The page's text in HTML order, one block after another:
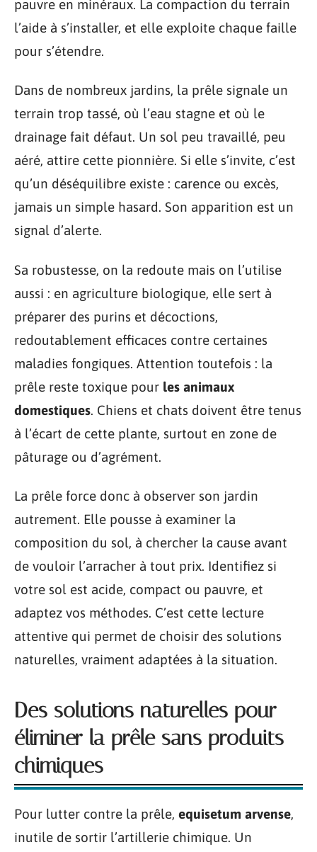
pauvre en minéraux. La compaction du terrain
l’aide à s’installer, et elle exploite chaque faille
pour s’étendre.
Dans de nombreux jardins, la prêle signale un
terrain trop tassé, où l’eau stagne et où le
drainage fait défaut. Un sol peu travaillé, peu
aéré, attire cette pionnière. Si elle s’invite, c’est
qu’un déséquilibre existe : carence ou excès,
jamais un simple hasard. Son apparition est un
signal d’alerte.
Sa robustesse, on la redoute mais on l’utilise
aussi : en agriculture biologique, elle sert à
préparer des purins et décoctions,
redoutablement efficaces contre certaines
maladies fongiques. Attention toutefois : la
prêle reste toxique pour les animaux
domestiques. Chiens et chats doivent être tenus
à l’écart de cette plante, surtout en zone de
pâturage ou d’agrément.
La prêle force donc à observer son jardin
autrement. Elle pousse à examiner la
composition du sol, à chercher la cause avant
de vouloir l’arracher à tout prix. Identifiez si
votre sol est acide, compact ou pauvre, et
adaptez vos méthodes. C’est cette lecture
attentive qui permet de choisir des solutions
naturelles, vraiment adaptées à la situation.
Des solutions naturelles pour
éliminer la prêle sans produits
chimiques
Pour lutter contre la prêle, equisetum arvense,
inutile de sortir l’artillerie chimique. Un